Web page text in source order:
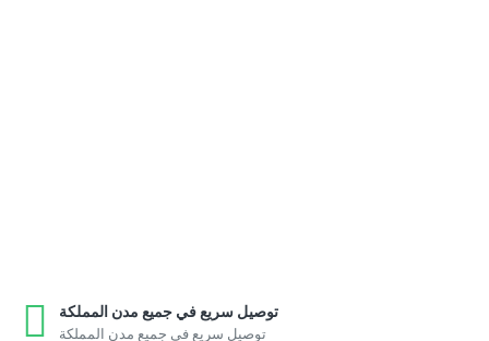
توصيل سريع في جميع مدن المملكة
توصيل سريع في جميع مدن المملكة